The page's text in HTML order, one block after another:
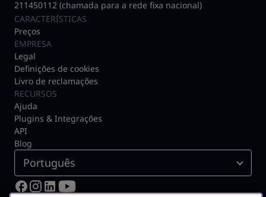
211450112 (chamada para a rede fixa nacional)
CARACTERÍSTICAS
Preços
EMPRESA
Legal
Definições de cookies
Livro de reclamações
RECURSOS
Ajuda
Plugins & Integrações
API
Blog
Português